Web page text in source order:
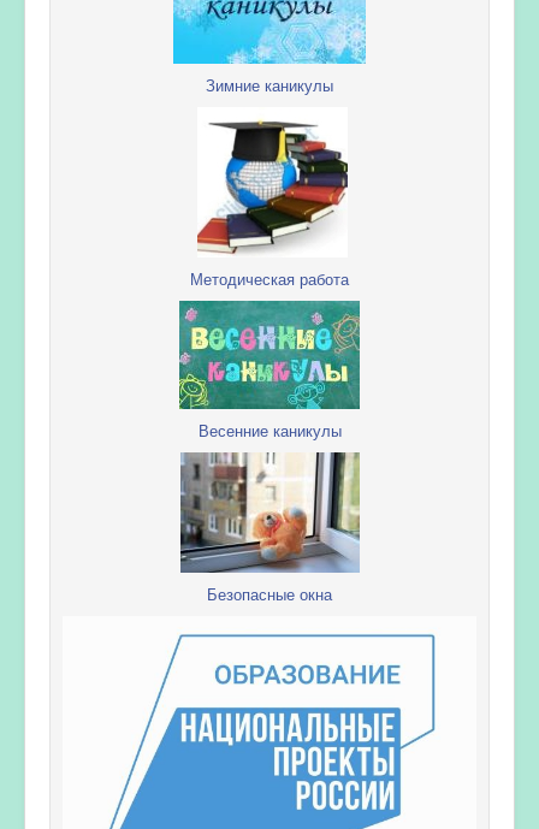
Зимние каникулы
Методическая работа
Весенние каникулы
Безопасные окна